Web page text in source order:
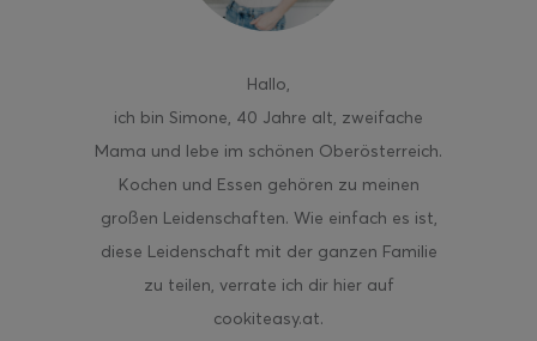
Hallo,
ich bin Simone, 40 Jahre alt, zweifache
Mama und lebe im schönen Oberösterreich.
Kochen und Essen gehören zu meinen
großen Leidenschaften. Wie einfach es ist,
diese Leidenschaft mit der ganzen Familie
zu teilen, verrate ich dir hier auf
cookiteasy.at.